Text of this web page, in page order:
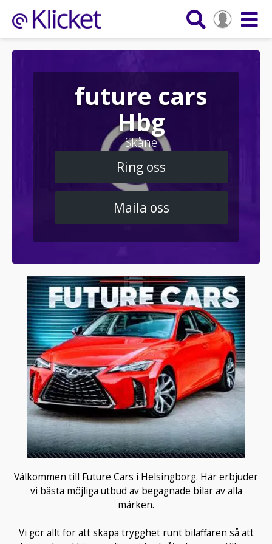
future cars
Hbg
Skåne
Ring oss
Maila oss
Välkommen till Future Cars i Helsingborg. Här erbjuder
vi bästa möjliga utbud av begagnade bilar av alla
märken.
Vi gör allt för att skapa trygghet runt bilaffären så att